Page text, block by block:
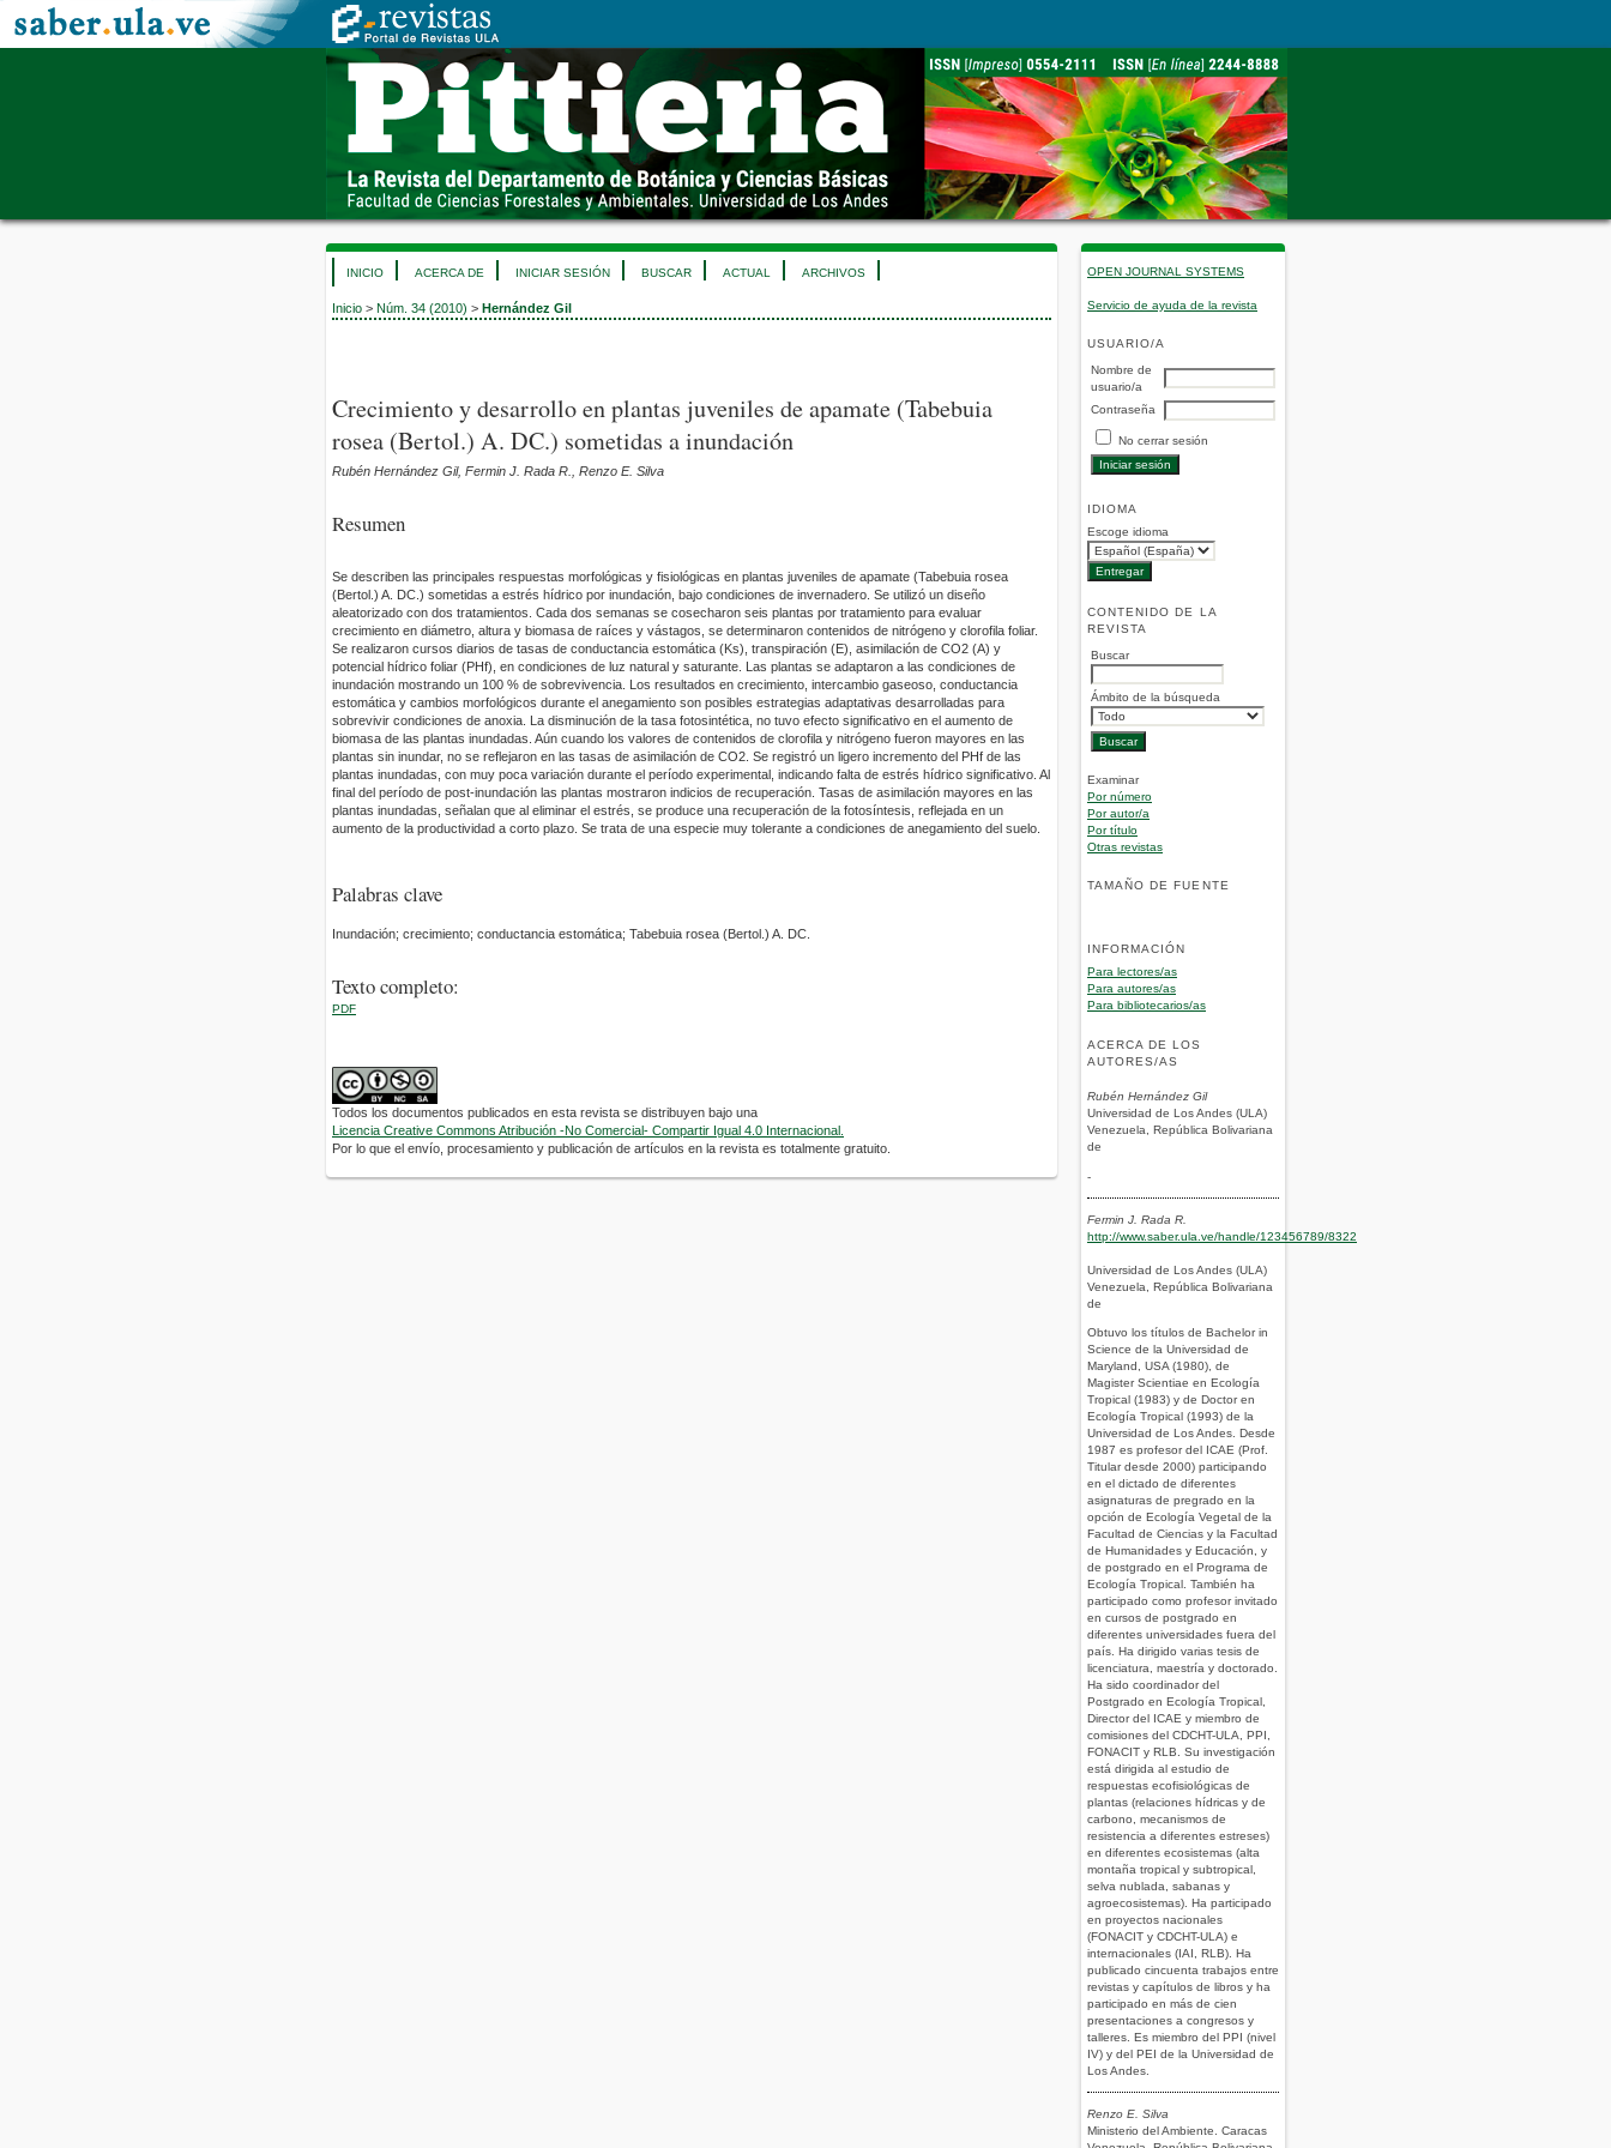
OPEN JOURNAL SYSTEMS
Servicio de ayuda de la revista
USUARIO/A
Nombre de
usuario/a
Contraseña
No cerrar sesión
IDIOMA
Escoge idioma
CONTENIDO DE LA
REVISTA
Buscar
Ámbito de la búsqueda
Examinar
Por número
Por autor/a
Por título
Otras revistas
TAMAÑO DE FUENTE
INFORMACIÓN
Para lectores/as
Para autores/as
Para bibliotecarios/as
ACERCA DE LOS
AUTORES/AS
Rubén Hernández Gil
Universidad de Los Andes (ULA)
Venezuela, República Bolivariana
de
-
Fermin J. Rada R.
http://www.saber.ula.ve/handle/123456789/8322
Universidad de Los Andes (ULA)
Venezuela, República Bolivariana
de
Obtuvo los títulos de Bachelor in
Science de la Universidad de
Maryland, USA (1980), de
Magister Scientiae en Ecología
Tropical (1983) y de Doctor en
Ecología Tropical (1993) de la
Universidad de Los Andes. Desde
1987 es profesor del ICAE (Prof.
Titular desde 2000) participando
en el dictado de diferentes
asignaturas de pregrado en la
opción de Ecología Vegetal de la
Facultad de Ciencias y la Facultad
de Humanidades y Educación, y
de postgrado en el Programa de
Ecología Tropical. También ha
participado como profesor invitado
en cursos de postgrado en
diferentes universidades fuera del
país. Ha dirigido varias tesis de
licenciatura, maestría y doctorado.
Ha sido coordinador del
Postgrado en Ecología Tropical,
Director del ICAE y miembro de
comisiones del CDCHT-ULA, PPI,
FONACIT y RLB. Su investigación
está dirigida al estudio de
respuestas ecofisiológicas de
plantas (relaciones hídricas y de
carbono, mecanismos de
resistencia a diferentes estreses)
en diferentes ecosistemas (alta
montaña tropical y subtropical,
selva nublada, sabanas y
agroecosistemas). Ha participado
en proyectos nacionales
(FONACIT y CDCHT-ULA) e
internacionales (IAI, RLB). Ha
publicado cincuenta trabajos entre
revistas y capítulos de libros y ha
participado en más de cien
presentaciones a congresos y
talleres. Es miembro del PPI (nivel
IV) y del PEI de la Universidad de
Los Andes.
Renzo E. Silva
Ministerio del Ambiente. Caracas
INICIO ACERCA DE INICIAR SESIÓN BUSCAR ACTUAL ARCHIVOS
Inicio > Núm. 34 (2010) > Hernández Gil
Crecimiento y desarrollo en plantas juveniles de apamate (Tabebuia
rosea (Bertol.) A. DC.) sometidas a inundación
Rubén Hernández Gil, Fermin J. Rada R., Renzo E. Silva
Resumen
Se describen las principales respuestas morfológicas y fisiológicas en plantas juveniles de apamate (Tabebuia rosea
(Bertol.) A. DC.) sometidas a estrés hídrico por inundación, bajo condiciones de invernadero. Se utilizó un diseño
aleatorizado con dos tratamientos. Cada dos semanas se cosecharon seis plantas por tratamiento para evaluar
crecimiento en diámetro, altura y biomasa de raíces y vástagos, se determinaron contenidos de nitrógeno y clorofila foliar.
Se realizaron cursos diarios de tasas de conductancia estomática (Ks), transpiración (E), asimilación de CO2 (A) y
potencial hídrico foliar (PHf), en condiciones de luz natural y saturante. Las plantas se adaptaron a las condiciones de
inundación mostrando un 100 % de sobrevivencia. Los resultados en crecimiento, intercambio gaseoso, conductancia
estomática y cambios morfológicos durante el anegamiento son posibles estrategias adaptativas desarrolladas para
sobrevivir condiciones de anoxia. La disminución de la tasa fotosintética, no tuvo efecto significativo en el aumento de
biomasa de las plantas inundadas. Aún cuando los valores de contenidos de clorofila y nitrógeno fueron mayores en las
plantas sin inundar, no se reflejaron en las tasas de asimilación de CO2. Se registró un ligero incremento del PHf de las
plantas inundadas, con muy poca variación durante el período experimental, indicando falta de estrés hídrico significativo. Al
final del período de post-inundación las plantas mostraron indicios de recuperación. Tasas de asimilación mayores en las
plantas inundadas, señalan que al eliminar el estrés, se produce una recuperación de la fotosíntesis, reflejada en un
aumento de la productividad a corto plazo. Se trata de una especie muy tolerante a condiciones de anegamiento del suelo.
Palabras clave
Inundación; crecimiento; conductancia estomática; Tabebuia rosea (Bertol.) A. DC.
Texto completo:
PDF
Todos los documentos publicados en esta revista se distribuyen bajo una
Licencia Creative Commons Atribución -No Comercial- Compartir Igual 4.0 Internacional.
Por lo que el envío, procesamiento y publicación de artículos en la revista es totalmente gratuito.